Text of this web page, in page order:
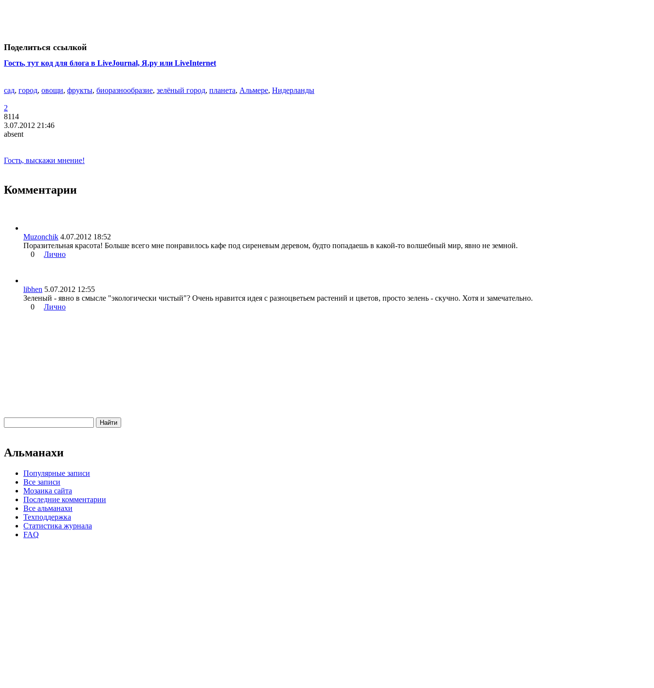
Поделиться ссылкой
Гость, тут код для блога в LiveJournal, Я.ру или LiveInternet
сад, город, овощи, фрукты, биоразнообразие, зелёный город, планета, Альмере, Нидерланды
2
8114
3.07.2012 21:46
absent
Гость, выскажи мнение!
Комментарии
Muzonchik 4.07.2012 18:52
Поразительная красота! Больше всего мне понравилось кафе под сиреневым деревом, будто попадаешь в какой-то волшебный мир, явно не земной.
0
Лично
libhen 5.07.2012 12:55
Зеленый - явно в смысле "экологически чистый"? Очень нравится идея с разноцветьем растений и цветов, просто зелень - скучно. Хотя и замечательно.
0
Лично
Альманахи
Популярные записи
Все записи
Мозаика сайта
Последние комментарии
Все альманахи
Техподдержка
Статистика журнала
FAQ